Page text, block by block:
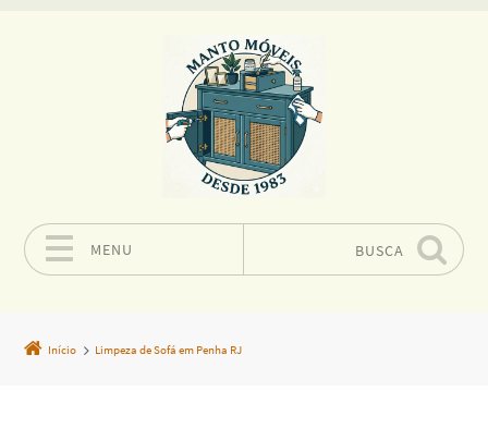
MENU BUSCA
Início Limpeza de Sofá em Penha RJ